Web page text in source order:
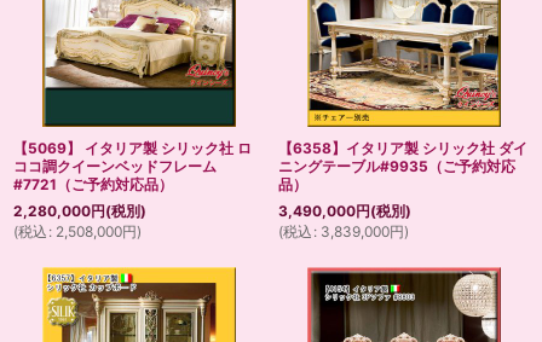
【5069】 イタリア製 シリック社 ロ
ココ調クイーンベッドフレーム
#7721（ご予約対応品）
2,280,000円(税別)
(税込 : 2,508,000円)
【6358】イタリア製 シリック社 ダイ
ニングテーブル#9935（ご予約対応
品）
3,490,000円(税別)
(税込 : 3,839,000円)